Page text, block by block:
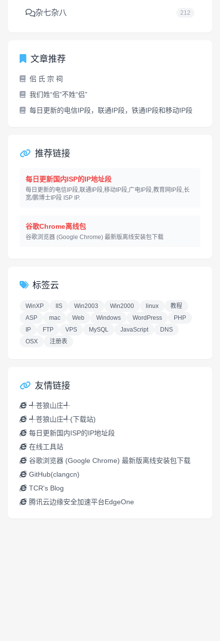
杂七杂八 212
文章推荐
佀 氏 宗 祠
我们姓“佀”不姓“侣”
每日更新的电信IP段，联通IP段，铁通IP段和移动IP段
推荐链接
每日更新国内ISP的IP地址段
每日更新的电信IP段,联通IP段,移动IP段,广电IP段,教育网IP段,长
宽/鹏博士IP段 ISP IP.
谷歌Chrome离线包
谷歌浏览器 (Google Chrome) 最新版离线安装包下载
标签云
WinXP IIS Win2003 Win2000 linux
教程
ASP
mac Web Windows WordPress
PHP
IP
FTP VPS MySQL JavaScript
DNS
OSX
注册表
友情链接
╃苍狼山庄╃
╃苍狼山庄╃(下载站)
每日更新国内ISP的IP地址段
在线工具站
谷歌浏览器 (Google Chrome) 最新版离线安装包下载
GitHub(clangcn)
TCR's Blog
腾讯云边缘安全加速平台EdgeOne